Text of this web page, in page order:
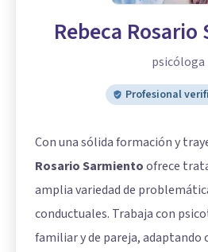
Rebeca
psicóloga
Profesional
Con una sólida formación y
Rosario Sarmientoofrece
amplia variedad de
conductuales. Trabaja con
familiar y de pareja, adaptando